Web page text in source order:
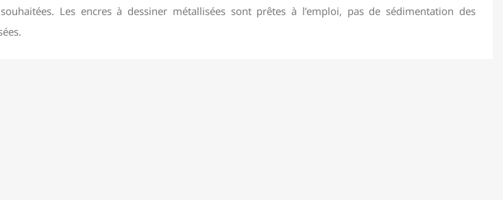
Les encres à dessiner métallisées sont prêtes à l’emploi, pas de sédimentation des